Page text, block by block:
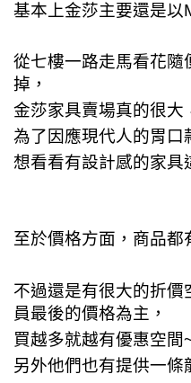
基本上金莎主要還是
從七樓一路走馬看花隨
掉，
金莎家具賣場真的很大
為了因應現代人的胃口
想看看有設計感的家具
至於價格方面，商品都
不過還是有很大的折
員最後的價格為主，
買越多就越有優惠空間
另外他們也有提供一條